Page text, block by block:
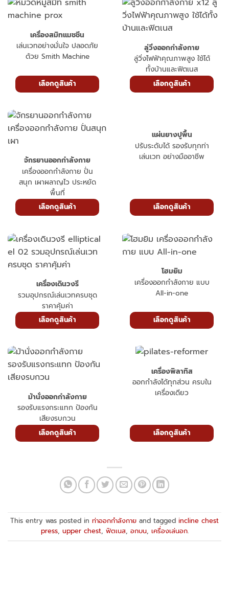
เครื่องสมิทแมชชีน
เล่นเวทอย่างมั่นใจ ปลอดภัย
ด้วย Smith Machine
เลือกดูสินค้า
ลู่วิ่งออกกำลังกาย
ลู่วิ่งไฟฟ้าคุณภาพสูง ใช้ได้
ทั้งบ้านและฟิตเนส
เลือกดูสินค้า
จักรยานออกกำลังกาย
เครื่องออกกำลังกาย ปั่น
สนุก เผาผลาญไว ประหยัด
พื้นที่
เลือกดูสินค้า
แผ่นยางปูพื้น
ปรับระดับได้ รองรับทุกท่า
เล่นเวท อย่างมืออาชีพ
เลือกดูสินค้า
เครื่องเดินวงรี
รวมอุปกรณ์เล่นเวทครบชุด
ราคาคุ้มค่า
เลือกดูสินค้า
โฮมยิม
เครื่องออกกำลังกาย แบบ
All-in-one
เลือกดูสินค้า
ม้านั่งออกกำลังกาย
รองรับแรงกระแทก ป้องกัน
เสียงรบกวน
เลือกดูสินค้า
เครื่องพิลาทิส
ออกกำลังได้ทุกส่วน ครบใน
เครื่องเดียว
เลือกดูสินค้า
This entry was posted in ท่าออกกำลังกาย and tagged incline chest
press, upper chest, ฟิตเนส, อกบน, เครื่องเล่นอก.